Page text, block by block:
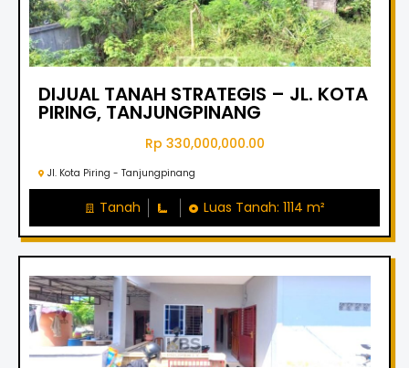
DIJUAL TANAH STRATEGIS – JL. KOTA
PIRING, TANJUNGPINANG
Rp 330,000,000.00
Jl. Kota Piring - Tanjungpinang
Tanah Luas Tanah: 1114 m²